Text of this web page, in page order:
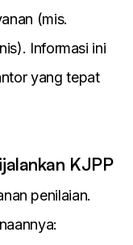
(mis.
Informasi ini
yang tepat
KJPP
penilaian.